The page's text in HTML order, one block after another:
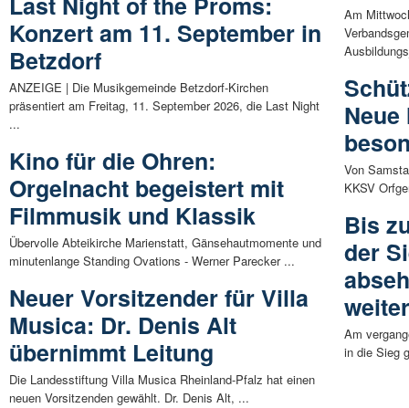
Konzert am 11. September in
Betzdorf
ANZEIGE | Die Musikgemeinde Betzdorf-Kirchen
präsentiert am Freitag, 11. September 2026, die Last Night
...
Kino für die Ohren:
Orgelnacht begeistert mit
Filmmusik und Klassik
Übervolle Abteikirche Marienstatt, Gänsehautmomente und
minutenlange Standing Ovations - Werner Parecker ...
Neuer Vorsitzender für Villa
Musica: Dr. Denis Alt
übernimmt Leitung
Die Landesstiftung Villa Musica Rheinland-Pfalz hat einen
neuen Vorsitzenden gewählt. Dr. Denis Alt, ...
Am
Von
KKSV
Bis
der
Am
in die Sieg